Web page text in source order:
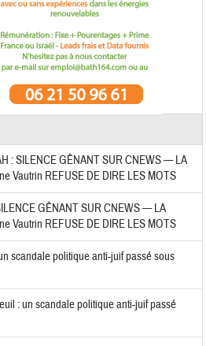
: SILENCE GÊNANT SUR CNEWS — LA
Vautrin REFUSE DE DIRE LES MOTS
GÊNANT SUR CNEWS — LA
Vautrin REFUSE DE DIRE LES MOTS
scandale politique anti-juif passé sous
: un scandale politique anti-juif passé